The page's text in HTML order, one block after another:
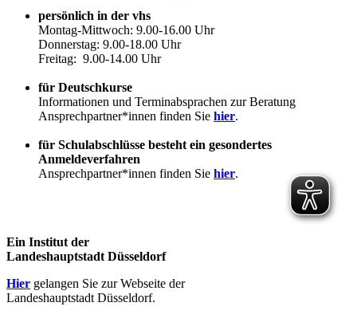
persönlich in der vhs
Montag-Mittwoch: 9.00-16.00 Uhr
Donnerstag: 9.00-18.00 Uhr
Freitag: 9.00-14.00 Uhr
für Deutschkurse
Informationen und Terminabsprachen zur Beratung
Ansprechpartner*innen finden Sie hier.
für Schulabschlüsse besteht ein gesondertes
Anmeldeverfahren
Ansprechpartner*innen finden Sie hier.
Ein Institut der
Landeshauptstadt Düsseldorf
Hier gelangen Sie zur Webseite der
Landeshauptstadt Düsseldorf.